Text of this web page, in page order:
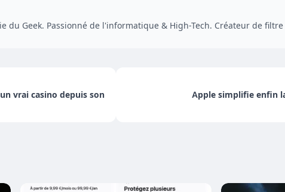
du Geek. Passionné de l'informatique & High-Tech. Créateur de filtre
vrai casino depuis son
Apple simplifie enfin